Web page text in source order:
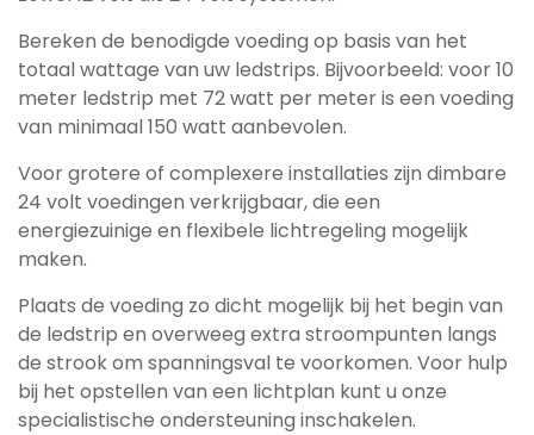
Bereken de benodigde voeding op basis van het
totaal wattage van uw ledstrips. Bijvoorbeeld: voor 10
meter ledstrip met 72 watt per meter is een voeding
van minimaal 150 watt aanbevolen.
Voor grotere of complexere installaties zijn dimbare
24 volt voedingen verkrijgbaar, die een
energiezuinige en flexibele lichtregeling mogelijk
maken.
Plaats de voeding zo dicht mogelijk bij het begin van
de ledstrip en overweeg extra stroompunten langs
de strook om spanningsval te voorkomen. Voor hulp
bij het opstellen van een lichtplan kunt u onze
specialistische ondersteuning inschakelen.